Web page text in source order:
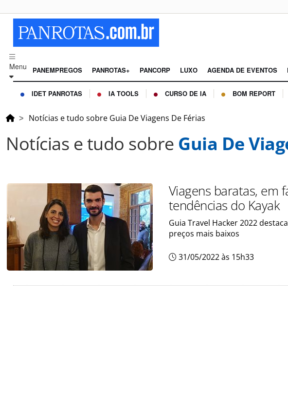
Menu PANEMPREGOS PANROTAS+ PANCORP LUXO AGENDA DE EVENTOS
IDET PANROTAS IA TOOLS CURSO DE IA BOM REPORT
Notícias e tudo sobre Guia De Viagens De Férias
Notícias e tudo sobre Guia De
Viagens baratas, em
tendências do Kayak
Guia Travel Hacker 2022
preços mais baixos
31/05/2022 às 15h33